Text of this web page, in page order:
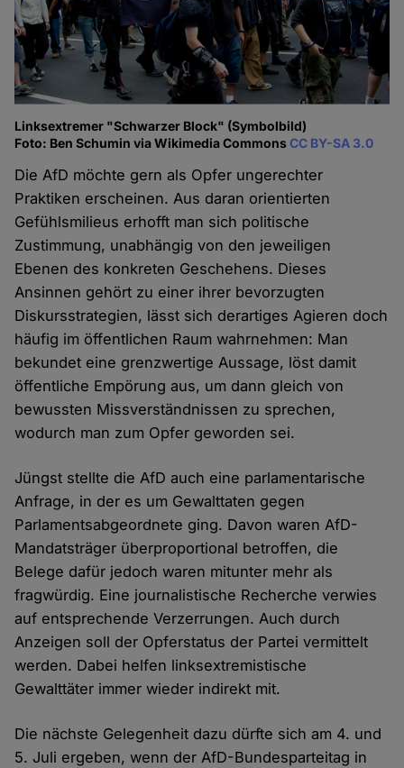
Linksextremer "Schwarzer Block" (Symbolbild)
Foto: Ben Schumin via Wikimedia CommonsCC BY-SA 3.0
Die AfD möchte gern als Opfer ungerechter
Praktiken erscheinen. Aus daran orientierten
Gefühlsmilieus erhofft man sich politische
Zustimmung, unabhängig von den jeweiligen
Ebenen des konkreten Geschehens. Dieses
Ansinnen gehört zu einer ihrer bevorzugten
Diskursstrategien, lässt sich derartiges Agieren doch
häufig im öffentlichen Raum wahrnehmen: Man
bekundet eine grenzwertige Aussage, löst damit
öffentliche Empörung aus, um dann gleich von
bewussten Missverständnissen zu sprechen,
wodurch man zum Opfer geworden sei.
Jüngst stellte die AfD auch eine parlamentarische
Anfrage, in der es um Gewalttaten gegen
Parlamentsabgeordnete ging. Davon waren AfD-
Mandatsträger überproportional betroffen, die
Belege dafür jedoch waren mitunter mehr als
fragwürdig. Eine journalistische Recherche verwies
auf entsprechende Verzerrungen. Auch durch
Anzeigen soll der Opferstatus der Partei vermittelt
werden. Dabei helfen linksextremistische
Gewalttäter immer wieder indirekt mit.
Die nächste Gelegenheit dazu dürfte sich am 4. und
5. Juli ergeben, wenn der AfD-Bundesparteitag in